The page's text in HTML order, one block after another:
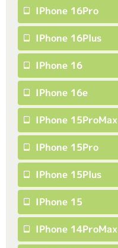
IPhone 16Pro
IPhone 16Plus
IPhone 16
IPhone 16e
IPhone 15ProMax
IPhone 15Pro
IPhone 15Plus
IPhone 15
IPhone 14ProMax